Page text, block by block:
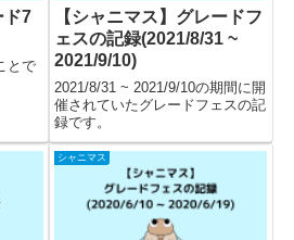
ド7
とで
【シャニマス】グレードフ
ェスの記録(2021/8/31 ~
2021/9/10)
2021/8/31 ~ 2021/9/10の期間に開
催されていたグレードフェスの記
録です。
シャニマス